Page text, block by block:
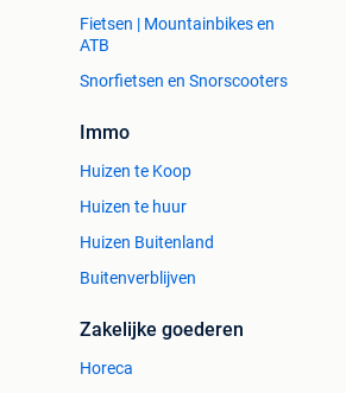
Fietsen | Mountainbikes en
ATB
Snorfietsen en Snorscooters
Immo
Huizen te Koop
Huizen te huur
Huizen Buitenland
Buitenverblijven
Zakelijke goederen
Horeca